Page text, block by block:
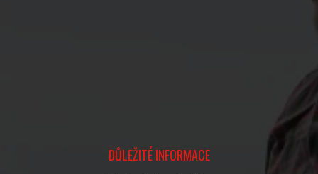
DŮLEŽITÉ INFORMACE